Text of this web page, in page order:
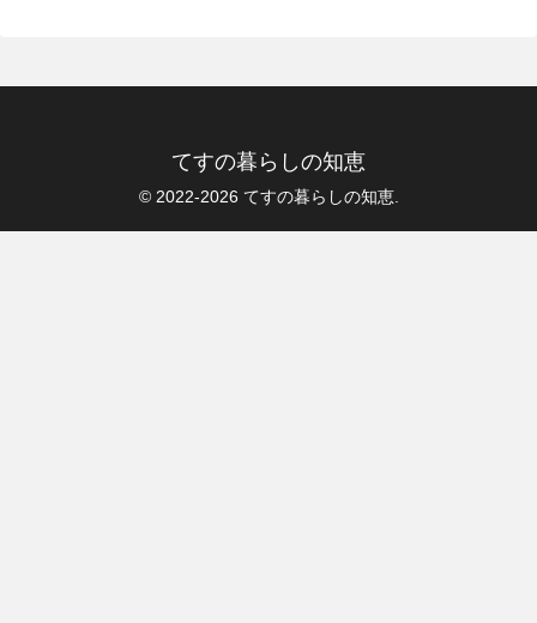
てすの暮らしの知恵
© 2022-2026 てすの暮らしの知恵.